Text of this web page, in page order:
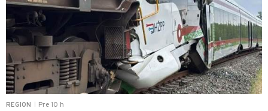
REGION Pre 10 h